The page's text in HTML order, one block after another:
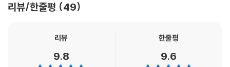
멈추는 철칙을 세웠다. 그렇게 만들어낸 전략이 바로 ‘시초가 공략’, ‘1분봉
리뷰/한줄평 49
리뷰
9.8
한줄평
9.6